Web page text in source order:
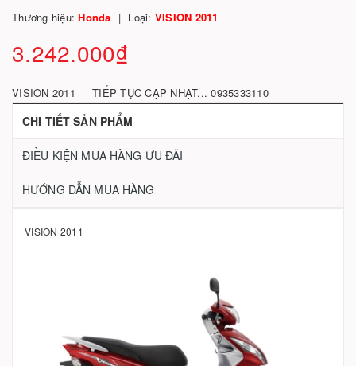
Thương hiệu:Honda Loại: VISION 2011
3.242.000₫
VISION 2011 TIẾP TỤC CẬP NHẬT... 0935333110
CHI TIẾT SẢN PHẨM
ĐIỀU KIỆN MUA HÀNG ƯU ĐÃI
HƯỚNG DẪN MUA HÀNG
VISION 2011